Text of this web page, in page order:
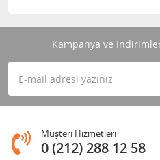
Kampanya ve
Müşteri Hizmetleri
0 (212) 288 12 58